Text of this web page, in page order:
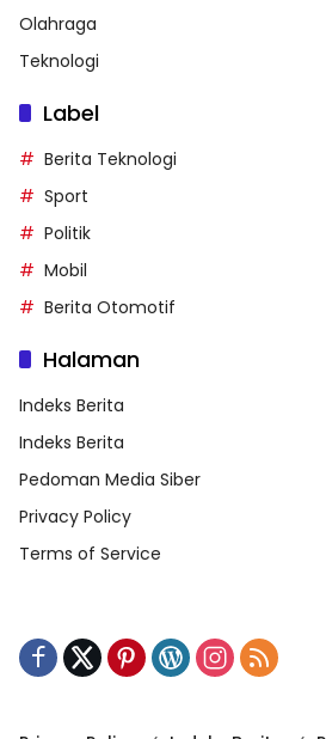
Olahraga
Teknologi
Label
Berita Teknologi
Sport
Politik
Mobil
Berita Otomotif
Halaman
Indeks Berita
Indeks Berita
Pedoman Media Siber
Privacy Policy
Terms of Service